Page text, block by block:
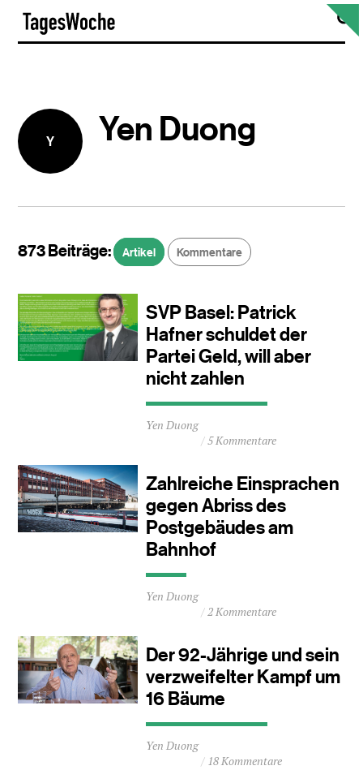
Skip
content
Y Yen Duong
873 Beiträge: Artikel Kommentare
SVP Basel: Patrick
Hafner schuldet der
Partei Geld, will aber
nicht zahlen
Durchschnittliche
Lesezeit
Minuten
Yen Duong
5 Kommentare
Zahlreiche Einsprachen
gegen Abriss des
Postgebäudes am
Bahnhof
Durchschnittliche
Lesezeit
Minuten
Yen Duong
2 Kommentare
Der 92-Jährige und sein
verzweifelter Kampf um
16 Bäume
Durchschnittliche
Lesezeit
Yen Duong
18 Kommentare